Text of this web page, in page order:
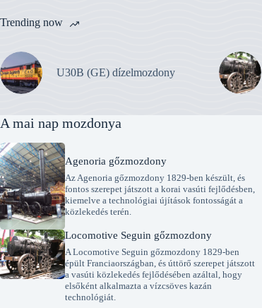
Trending now
U30B (GE) dízelmozdony
A mai nap mozdonya
Agenoria gőzmozdony
Az Agenoria gőzmozdony 1829-ben készült, és
fontos szerepet játszott a korai vasúti fejlődésben,
kiemelve a technológiai újítások fontosságát a
közlekedés terén.
Locomotive Seguin gőzmozdony
A Locomotive Seguin gőzmozdony 1829-ben
épült Franciaországban, és úttörő szerepet játszott
a vasúti közlekedés fejlődésében azáltal, hogy
elsőként alkalmazta a vízcsöves kazán
technológiát.